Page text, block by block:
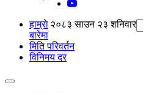
२०८३ साउन २३ शनिवार
हाम्राे
बारेमा
मिति परिवर्तन
विनिमय दर